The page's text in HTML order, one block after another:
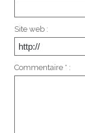
Site web :
Commentaire * :